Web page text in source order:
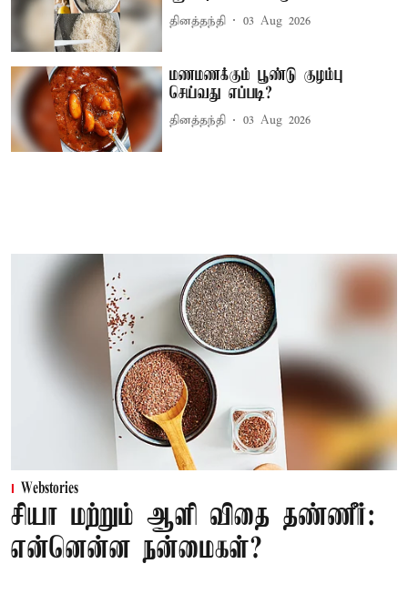
தினத்தந்தி 03 Aug 2026
மணமணக்கும் பூண்டு குழம்பு
செய்வது எப்படி?
தினத்தந்தி 03 Aug 2026
Webstories
சியா மற்றும் ஆளி விதை தண்ணீர்:
என்னென்ன நன்மைகள்?